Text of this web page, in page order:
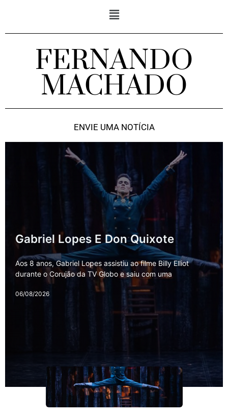
FERNANDO
MACHADO
ENVIE UMA NOTÍCIA
Gabriel Lopes E Don Quixote
Aos 8 anos, Gabriel Lopes assistiu ao filme Billy Elliot
durante o Corujão da TV Globo e saiu com uma
06/08/2026